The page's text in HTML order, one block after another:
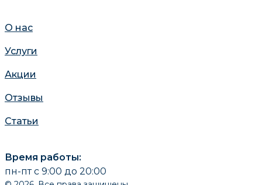
О нас
Услуги
Акции
Отзывы
Статьи
Время работы:
пн-пт с 9:00 до 20:00